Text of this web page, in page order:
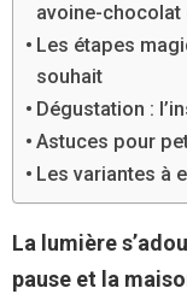
avoine-
Les étapes
souhait
Dégustation :
Astuces pour
Les variantes à
La lumière
pause et la